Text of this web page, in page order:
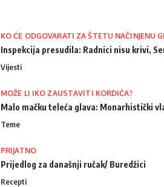
KO ĆE ODGOVARATI ZA ŠTETU NAČINJENU
Inspekcija presudila: Radnici nisu krivi,
Vijesti
MOŽE LI IKO ZAUSTAVITI KORDIĆA?
Malo mačku teleća glava: Monarhistički
Teme
PRIJATNO
Prijedlog za današnji ručak/ Buredžici
Recepti